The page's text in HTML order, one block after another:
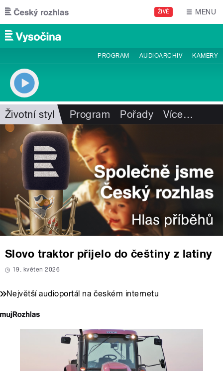
Přejít k hlavnímu obsahu
ŽIVĚ MENU
PROGRAM AUDIOARCHIV KAMERY
Životní styl Program Pořady Více…
Slovo traktor přijelo do češtiny z latiny
19. květen 2026
Největší audioportál na českém internetu